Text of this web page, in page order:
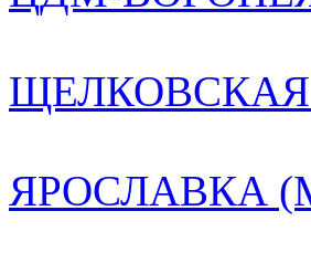
ЩЕЛКОВСКАЯ
ЯРОСЛАВКА